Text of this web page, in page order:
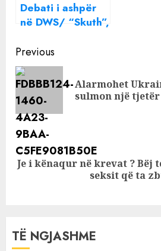
Debati i ashpër
në DWS/ “Skuth”,
Arditin: S’të
njihja më pare!
Mos shto fjalë
se…
Continue
Reading
Previous
Alarmohet
sulmon një
Next
Je i kënaqur në krevat ? Bëj
seksit që ta
TË NGJASHME